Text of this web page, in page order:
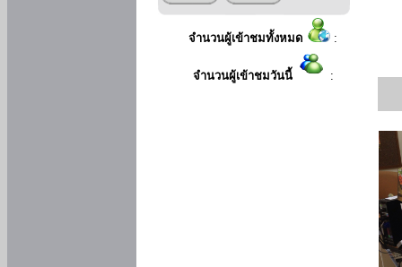
จำนวนผู้เข้าชมทั้งหมด :
จำนวนผู้เข้าชมวันนี้ :